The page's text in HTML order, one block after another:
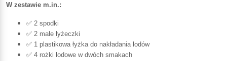
W zestawie m.in.:
✅ 2 spodki
✅ 2 małe łyżeczki
✅ 1 plastikowa łyżka do nakładania lodów
✅ 4 rożki lodowe w dwóch smakach